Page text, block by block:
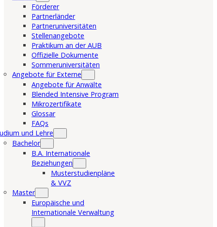
Förderer
Partnerländer
Partneruniversitäten
Stellenangebote
Praktikum an der AUB
Offizielle Dokumente
Sommeruniversitäten
Angebote für Externe
Angebote für Anwälte
Blended Intensive Program
Mikrozertifikate
Glossar
FAQs
und Lehre
Bachelor
B.A. Internationale
Beziehungen
Musterstudienpläne
& VVZ
Master
Europäische und
Internationale Verwaltung